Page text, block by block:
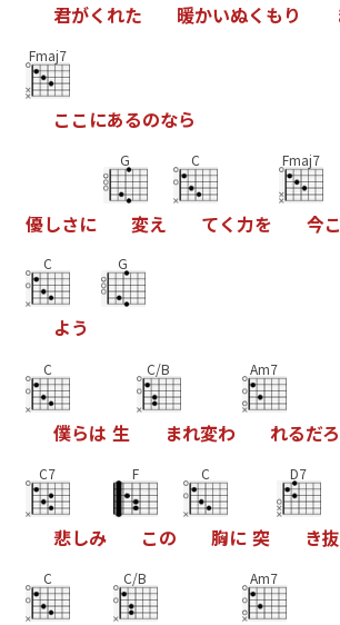
君がく れた 暖かいぬく もり
Fmaj7
こ こ にあるのなら
優しさに
G
変え
C
てく力を
Fmaj7
今こ
C
よう
G
C
僕らは 生
C/B
まれ変わ
Am7
れるだろ
C7
悲しみ
F
この
C
胸に 突
D7
き抜
C C/B Am7